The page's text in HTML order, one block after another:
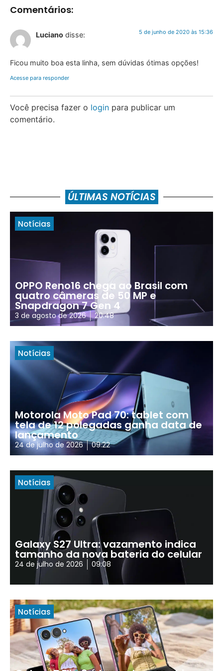
Comentários:
Luciano disse: 5 de junho de 2020 às 15:36
Ficou muito boa esta linha, sem dúvidas ótimas opções!
Acesse para responder
Você precisa fazer o login para publicar um
comentário.
ÚLTIMAS NOTÍCIAS
Notícias
OPPO Reno16 chega ao Brasil com
quatro câmeras de 50 MP e
Snapdragon 7 Gen 4
3 de agosto de 2026 20:48
Notícias
Motorola Moto Pad 70: tablet com
tela de 12 polegadas ganha data de
lançamento
24 de julho de 2026 09:22
Notícias
Galaxy S27 Ultra: vazamento indica
tamanho da nova bateria do celular
24 de julho de 2026 09:08
Notícias